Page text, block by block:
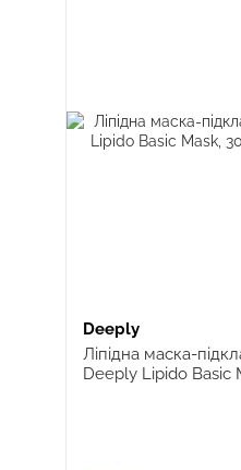
Deeply
Ліпідна маска-
Deeply Lipido Basic